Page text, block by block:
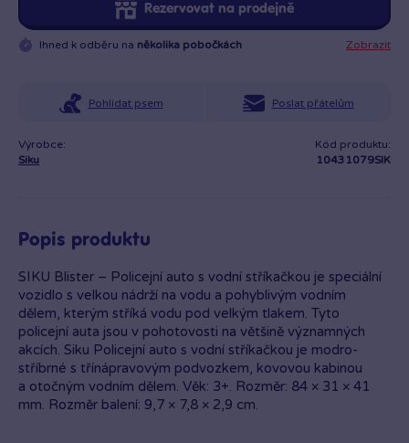
Rezervovat na prodejně
Ihned k odběru na několika pobočkách Zobrazit
Pohlídat psem Poslat přátelům
Výrobce:
Siku
Kód produktu:
10431079SIK
Popis produktu
SIKU Blister – Policejní auto s vodní stříkačkou je speciální
vozidlo s velkou nádrží na vodu a pohyblivým vodním
dělem, kterým stříká vodu pod velkým tlakem. Tyto
policejní auta jsou v pohotovosti na většině významných
akcích. Siku Policejní auto s vodní stříkačkou je modro-
stříbrné s třínápravovým podvozkem, kovovou kabinou
a otočným vodním dělem. Věk: 3+. Rozměr: 84 × 31 × 41
mm. Rozměr balení: 9,7 × 7,8 × 2,9 cm.